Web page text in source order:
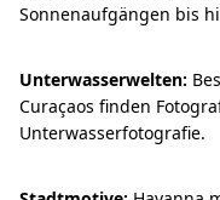
Sonnenaufgängen bis
Unterwasserwelten:
Curaçaos finden
Unterwasserfotografie.